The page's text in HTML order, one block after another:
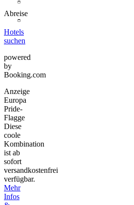
Abreise
Hotels
suchen
powered
by
Booking.com
Anzeige
Europa
Pride-
Flagge
Diese
coole
Kombination
ist ab
sofort
versandkostenfrei
verfügbar.
Mehr
Infos